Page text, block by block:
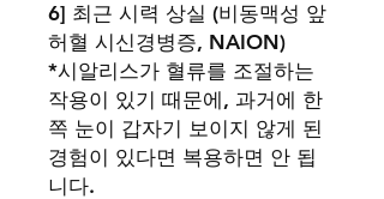
6] 최근 시력 상실 (비동맥성 앞
허혈 시신경병증, NAION)
*시알리스가 혈류를 조절하는
작용이 있기 때문에, 과거에 한
쪽 눈이 갑자기 보이지 않게 된
경험이 있다면 복용하면 안 됩
니다.